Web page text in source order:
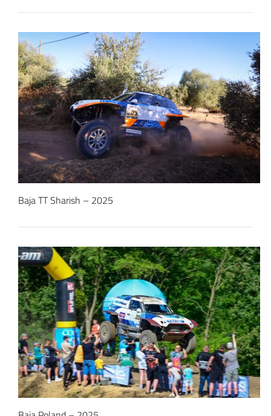
Baja TT Sharish – 2025